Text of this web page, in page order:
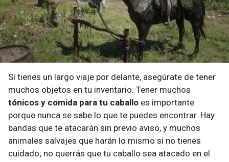
Si tienes un largo viaje por delante, asegúrate de tener
muchos objetos en tu inventario. Tener muchos
tónicos y comida para tu caballo es importante
porque nunca se sabe lo que te puedes encontrar. Hay
bandas que te atacarán sin previo aviso, y muchos
animales salvajes que harán lo mismo si no tienes
cuidado; no querrás que tu caballo sea atacado en el